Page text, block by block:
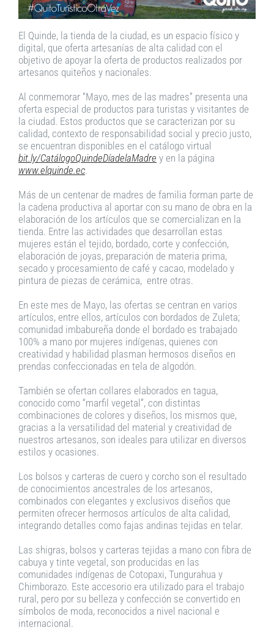
El Quinde, la tienda de la ciudad, es un espacio físico y
digital, que oferta artesanías de alta calidad con el
objetivo de apoyar la oferta de productos realizados por
artesanos quiteños y nacionales.
Al conmemorar “Mayo, mes de las madres” presenta una
oferta especial de productos para turistas y visitantes de
la ciudad. Estos productos que se caracterizan por su
calidad, contexto de responsabilidad social y precio justo,
se encuentran disponibles en el catálogo virtual
bit.ly/CatálogoQuindeDíadelaMadre y en la página
www.elquinde.ec.
Más de un centenar de madres de familia forman parte de
la cadena productiva al aportar con su mano de obra en la
elaboración de los artículos que se comercializan en la
tienda. Entre las actividades que desarrollan estas
mujeres están el tejido, bordado, corte y confección,
elaboración de joyas, preparación de materia prima,
secado y procesamiento de café y cacao, modelado y
pintura de piezas de cerámica, entre otras.
En este mes de Mayo, las ofertas se centran en varios
artículos, entre ellos, artículos con bordados de Zuleta;
comunidad imbabureña donde el bordado es trabajado
100% a mano por mujeres indígenas, quienes con
creatividad y habilidad plasman hermosos diseños en
prendas confeccionadas en tela de algodón.
También se ofertan collares elaborados en tagua,
conocido como “marfil vegetal”, con distintas
combinaciones de colores y diseños, los mismos que,
gracias a la versatilidad del material y creatividad de
nuestros artesanos, son ideales para utilizar en diversos
estilos y ocasiones.
Los bolsos y carteras de cuero y corcho son el resultado
de conocimientos ancestrales de los artesanos,
combinados con elegantes y exclusivos diseños que
permiten ofrecer hermosos artículos de alta calidad,
integrando detalles como fajas andinas tejidas en telar.
Las shigras, bolsos y carteras tejidas a mano con fibra de
cabuya y tinte vegetal, son producidas en las
comunidades indígenas de Cotopaxi, Tungurahua y
Chimborazo. Este accesorio era utilizado para el trabajo
rural, pero por su belleza y confección se convertido en
símbolos de moda, reconocidos a nivel nacional e
internacional.